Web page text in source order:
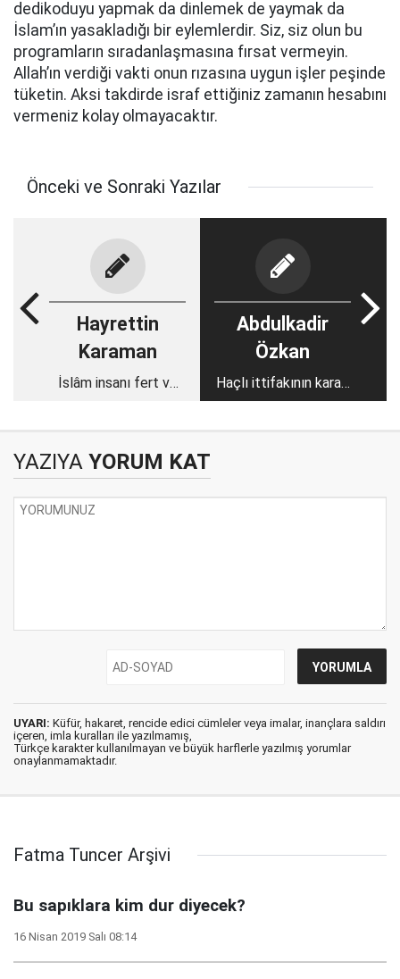
dedikoduyu yapmak da dinlemek de yaymak da
İslam’ın yasakladığı bir eylemlerdir. Siz, siz olun bu
programların sıradanlaşmasına fırsat vermeyin.
Allah’ın verdiği vakti onun rızasına uygun işler peşinde
tüketin. Aksi takdirde israf ettiğiniz zamanın hesabını
vermeniz kolay olmayacaktır.
Önceki ve Sonraki Yazılar
Hayrettin
Karaman
İslâm insanı fert ve
Abdulkadir
Özkan
Haçlı ittifakının kararı
belli, bizim karar
YAZIYA YORUM KAT
UYARI: Küfür, hakaret, rencide edici cümleler veya imalar, inançlara saldırı
içeren, imla kuralları ile yazılmamış,
Türkçe karakter kullanılmayan ve büyük harflerle yazılmış yorumlar
onaylanmamaktadır.
Fatma Tuncer Arşivi
Bu sapıklara kim dur diyecek?
16 Nisan 2019 Salı 08:14